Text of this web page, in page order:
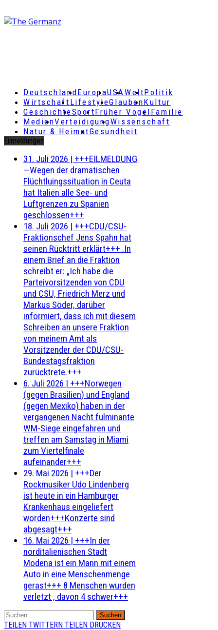
DeutschlandEuropaUSAWeltPolitik
Wirtschaft LifestyleGlaubenKultur
GeschichteSportFrüher Vogel Familie
MedienVerteidigungWissenschaft
Natur & HeimatGesundheit
Eilmeldungen
31. Juli 2026 | +++EILMELDUNG
—Wegen der dramatischen
Flüchtluingssituation in Ceuta
hat Italien alle See- und
Luftgrenzen zu Spanien
geschlossen+++
18. Juli 2026 | +++CDU/CSU-
Fraktionschef Jens Spahn hat
seinen Rücktritt erklärt+++ .In
einem Brief an die Fraktion
schreibt er: „Ich habe die
Parteivorsitzenden von CDU
und CSU, Friedrich Merz und
Markus Söder, darüber
informiert, dass ich mit diesem
Schreiben an unsere Fraktion
von meinem Amt als
Vorsitzender der CDU/CSU-
Bundestagsfraktion
zurücktrete.+++
6. Juli 2026 | +++Norwegen
(gegen Brasilien) und England
(gegen Mexiko) haben in der
vergangenen Nacht fulminante
WM-Siege eingefahren und
treffen am Samstag in Miami
zum Viertelfinale
aufeinander+++
29. Mai 2026 | +++Der
Rockmusiker Udo Lindenberg
ist heute in ein Hamburger
Krankenhaus eingeliefert
worden+++Konzerte sind
abgesagt+++
16. Mai 2026 | +++In der
norditalienischen Stadt
Modena ist ein Mann mit einem
Auto in eine Menschenmenge
gerast+++ 8 Menschen wurden
verletzt , davon 4 schwer+++
Suchen
nach:
TEILEN TWITTERN TEILEN DRUCKEN